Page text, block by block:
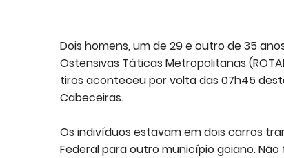
Dois homens, um de 29 e outro de 35
Ostensivas Táticas Metropolitanas
tiros aconteceu por volta das 07h45
Cabeceiras.
Os indivíduos estavam em dois carros
Federal para outro município goiano.